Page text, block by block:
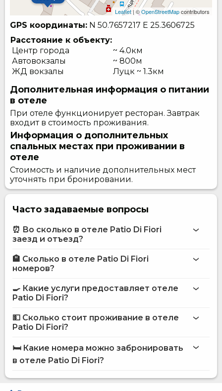
Leaflet| ©OpenStreetMapcontributors
GPS координаты: N 50.7657217 E 25.3606725
Расстояние к объекту:
Центр города
~ 4.0км
Автовокзалы
~ 800м
ЖД вокзалы
Луцк ~ 1.3км
Дополнительная информация о питании
в отеле
При отеле функционирует ресторан. Завтрак
входит в стоимость проживания.
Информация о дополнительных
спальных местах при проживании в
отеле
Стоимость и наличие дополнительных мест
уточнять при бронировании.
Часто задаваемые вопросы
⏰ Во сколько в отеле Patio Di Fiori
заезд и отъезд?
Больше информации про Отель Patio Di Fiori
🏨 Сколько в отеле Patio Di Fiori
номеров?
🍳 Какие услуги предоставляет отеле
Patio Di Fiori?
Интернет
Ресторан
Обслуживание номеров
Размещение с животными
Детская комната
💵 Сколько стоит проживание в отеле
Patio Di Fiori?
на сайте Hotels24.ua
🛏️ Какие номера можно забронировать
в отеле Patio Di Fiori?
Эконом одноместный